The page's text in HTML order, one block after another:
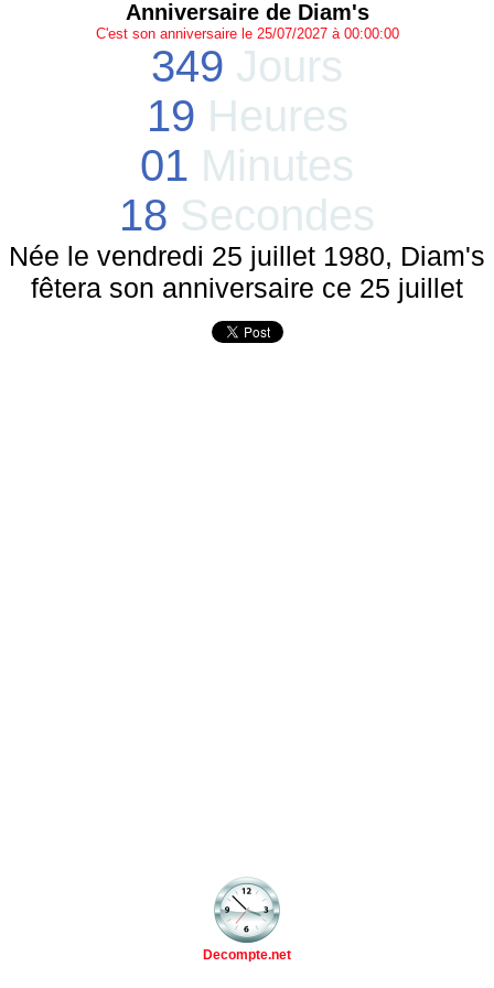
Anniversaire de Diam's
C'est son anniversaire le 25/07/2027 à 00:00:00
349 Jours
19 Heures
01 Minutes
18 Secondes
Née le vendredi 25 juillet 1980, Diam's
fêtera son anniversaire ce 25 juillet
Decompte.net